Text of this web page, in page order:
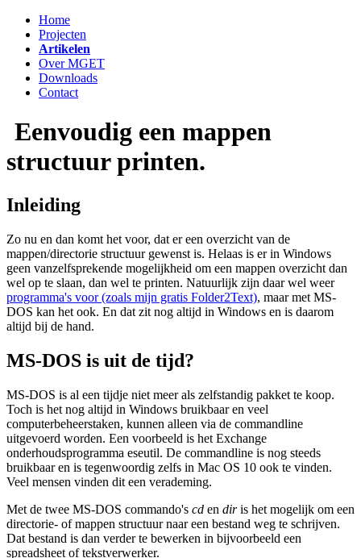
Home
Projecten
Artikelen
Over MGET
Downloads
Contact
Eenvoudig een mappen
structuur printen.
Inleiding
Zo nu en dan komt het voor, dat er een overzicht van de
mappen/directorie structuur gewenst is. Helaas is er in Windows
geen vanzelfsprekende mogelijkheid om een mappen overzicht dan
wel op te slaan, dan wel te printen. Natuurlijk zijn daar wel weer
programma's voor (zoals mijn gratis Folder2Text), maar met MS-
DOS kan het ook. En dat zit nog altijd in Windows en is daarom
altijd bij de hand.
MS-DOS is uit de tijd?
MS-DOS is al een tijdje niet meer als zelfstandig pakket te koop.
Toch is het nog altijd in Windows bruikbaar en veel
computerbeheerstaken, kunnen alleen via de commandline
uitgevoerd worden. Een voorbeeld is het Exchange
onderhoudsprogramma eseutil. De commandline is nog steeds
bruikbaar en is tegenwoordig zelfs in Mac OS 10 ook te vinden.
Veel mensen vinden dit een verademing.
Met de twee MS-DOS commando's cd en diris het mogelijk om een
directorie- of mappen structuur naar een bestand weg te schrijven.
Dat bestand is dan verder te bewerken in bijvoorbeeld een
spreadsheet of tekstverwerker.